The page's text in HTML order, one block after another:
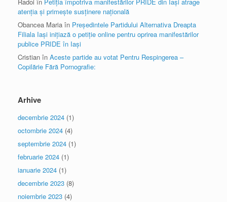
atenția și primește susținere națională
Obancea Maria în Președintele Partidului Alternativa Dreapta
Filiala Iași inițiază o petiție online pentru oprirea manifestărilor
publice PRIDE în Iași
Cristian în Aceste partide au votat Pentru Respingerea –
Copilărie Fără Pornografie:
Arhive
decembrie 2024 (1)
octombrie 2024 (4)
septembrie 2024 (1)
februarie 2024 (1)
ianuarie 2024 (1)
decembrie 2023 (8)
noiembrie 2023 (4)